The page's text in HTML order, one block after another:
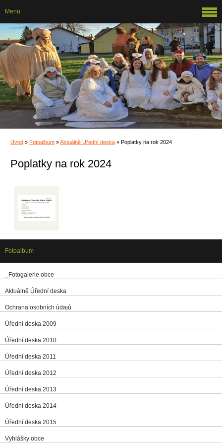
Úvod » Fotoalbum »Aktuálně Úřední deska » Poplatky na rok 2024
Poplatky na rok 2024
Menu
Fotoalbum
_Fotogalerie obce
Aktuálně Úřední deska
Ochrana osobních údajů
Úřední deska 2009
Úřední deska 2010
Úřední deska 2011
Úřední deska 2012
Úřední deska 2013
Úřední deska 2014
Úřední deska 2015
Vyhlášky obce